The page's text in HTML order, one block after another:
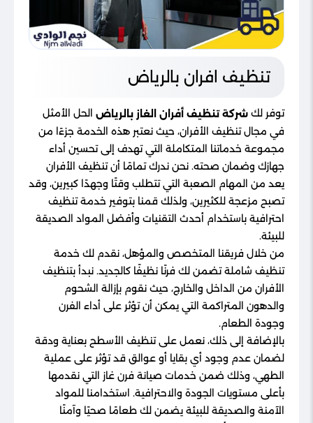
تنظيف افران بالرياض
توفر لك شركة تنظيف أفران الغاز بالرياض الحل الأمثل
في مجال تنظيف الأفران، حيث نعتبر هذه الخدمة جزءًا من
مجموعة خدماتنا المتكاملة التي تهدف إلى تحسين أداء
جهازك وضمان صحته. نحن ندرك تمامًا أن تنظيف الأفران
يعد من المهام الصعبة التي تتطلب وقتًا وجهدًا كبيرين، وقد
تصبح مزعجة للكثيرين، ولذلك قمنا بتوفير خدمة تنظيف
احترافية باستخدام أحدث التقنيات وأفضل المواد الصديقة
للبيئة.
من خلال فريقنا المتخصص والمؤهل، نقدم لك خدمة
تنظيف شاملة تضمن لك فرنًا نظيفًا كالجديد. نبدأ بتنظيف
الأفران من الداخل والخارج، حيث نقوم بإزالة الشحوم
والدهون المتراكمة التي يمكن أن تؤثر على أداء الفرن
وجودة الطعام.
بالإضافة إلى ذلك، نعمل على تنظيف الأسطح بعناية ودقة
لضمان عدم وجود أي بقايا أو عوالق قد تؤثر على عملية
الطهي، وذلك ضمن خدمات صيانة فرن غاز التي نقدمها
بأعلى مستويات الجودة والاحترافية. استخدامنا للمواد
الآمنة والصديقة للبيئة يضمن لك طعامًا صحيًا وآمنًا